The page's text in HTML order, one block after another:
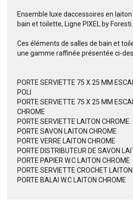
Ensemble luxe daccessoires en
bain et toilette, Ligne PIXEL by Foresti.
Ces éléments de salles de bain et
une gamme raffinée présentée ci-
PORTE SERVIETTE 75 X 25 MM
POLI
PORTE SERVIETTE 75 X 25 MM
CHROME
PORTE SERVIETTE LAITON CHROME.
PORTE SAVON LAITON CHROME
PORTE VERRE LAITON CHROME
PORTE DISTRIBUTEUR DE SAVON
PORTE PAPIER W.C LAITON CHROME
PORTE SERVIETTE CROCHET
PORTE BALAI W.C LAITON CHROME